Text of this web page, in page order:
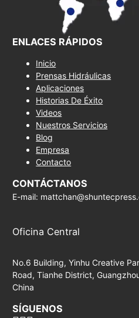
ENLACES RÁPIDOS
Inicio
Prensas Hidráulicas
Aplicaciones
Historias De Éxito
Videos
Nuestros Servicios
Blog
Empresa
Contacto
CONTÁCTANOS
E-mail:
Oficina Central
No.6 Building, Yinhu Creative
Road, Tianhe District,
China
SÍGUENOS